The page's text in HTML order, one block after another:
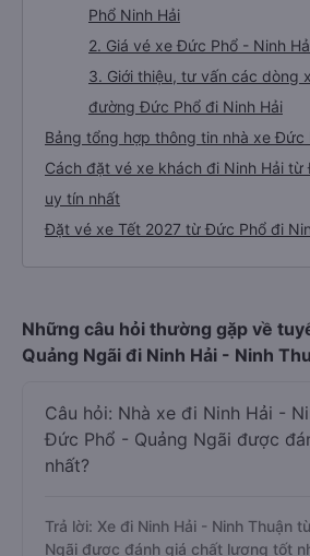
Phổ Ninh Hải
2. Giá vé xe Đức Phổ - Ninh
3. Giới thiệu, tư vấn các dòng
đường Đức Phổ đi Ninh Hải
Bảng tổng hợp thông tin nhà xe Đức
Cách đặt vé xe khách đi Ninh Hải từ
uy tín nhất
Đặt vé xe Tết 2027 từ Đức Phổ đi
Những câu hỏi thường gặp về
Quảng Ngãi đi Ninh Hải - Ninh
Câu hỏi: Nhà xe đi Ninh Hải -
Đức Phổ - Quảng Ngãi được
nhất?
Trả lời: Xe đi Ninh Hải - Ninh Thuận
Ngãi được đánh giá chất lượng tốt